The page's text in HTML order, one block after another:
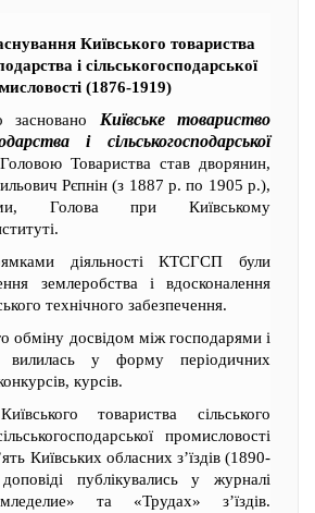
Київського товариства
і сільськогосподарської
(1876-1919)
засновано Київське товариство
і сільськогосподарської
Товариства став дворянин,
Рєпнін (з 1887 р. по 1905 р.),
Голова при Київському
діяльності КТСГСП були
землеробства і вдосконалення
технічного забезпечення.
обміну досвідом між господарями і
вилилась у форму періодичних
курсів.
товариства сільського
промисловості
Київських обласних з’їздів (1890-
публікувались у журналі
та «Трудах» з’їздів.